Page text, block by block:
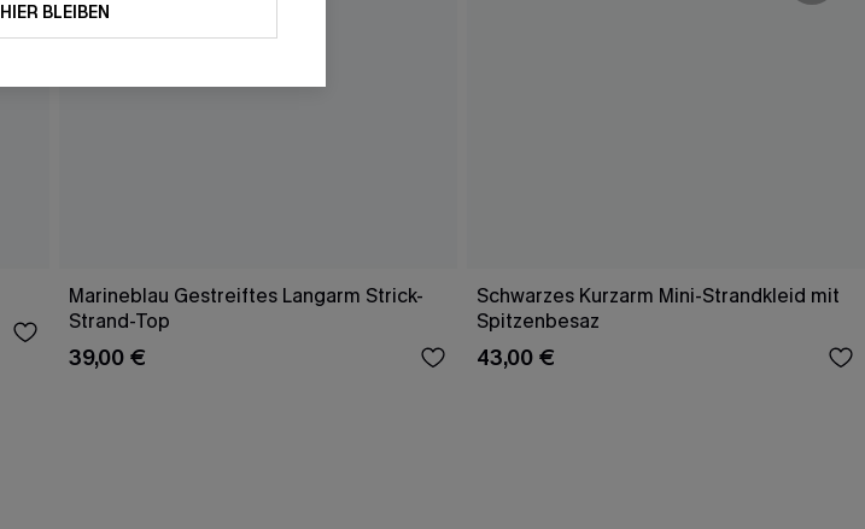
Marineblau Gestreiftes Langarm Strick-
Strand-Top
39,00 €
Schwarzes Kurzarm Mini-Strandkleid mit
Spitzenbesaz
43,00 €
HIER BLEIBEN